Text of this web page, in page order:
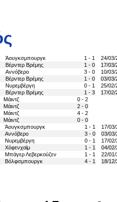
Άουγκσμπουργκ
1 - 1
Βέρντερ Βρέμης
1 - 0
Αννόβερο
3 - 0
Βέρντερ Βρέμης
1 - 0
Νυρεμβέργη
0 - 1
Βέρντερ Βρέμης 1 - 3
24/03/
17/03/
10/03/
03/03/
25/02/
17/02/
Μάιντζ
0 - 2
Μάιντζ
2 - 0
Μάιντζ
4 - 2
Μάιντζ
0 - 0
Άουγκσμπουργκ
1 - 1
Αννόβερο
3 - 0
Νυρεμβέργη
0 - 1
Χόφενχαϊμ
1 - 1
Μπάγερ Λεβερκούζεν
1 - 1
Βόλφσμπουργκ 4 - 1
17/
03/03/
17/
04/02/
22/01/
18/12/